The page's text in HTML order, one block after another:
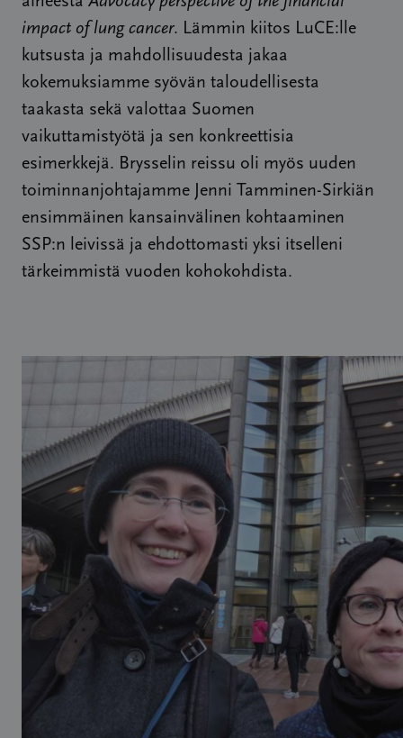
impact of lung cancer. Lämmin kiitos LuCE:lle
kutsusta ja mahdollisuudesta jakaa
kokemuksiamme syövän taloudellisesta
taakasta sekä valottaa Suomen
vaikuttamistyötä ja sen konkreettisia
esimerkkejä. Brysselin reissu oli myös uuden
toiminnanjohtajamme Jenni Tamminen-Sirkiän
ensimmäinen kansainvälinen kohtaaminen
SSP:n leivissä ja ehdottomasti yksi itselleni
tärkeimmistä vuoden kohokohdista.